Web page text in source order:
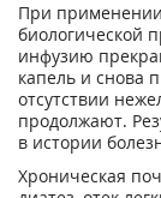
При
биологической
инфузию
капель и снова
отсутствии
продолжают.
в истории
Хроническая